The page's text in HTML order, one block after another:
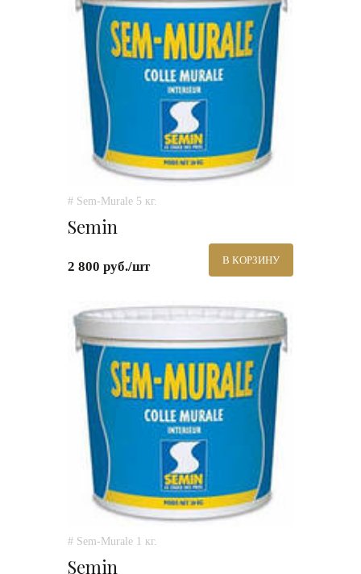
# Sem-Murale 5 кг.
Semin
2 800 руб./шт В КОРЗИНУ
# Sem-Murale 1 кг.
Semin